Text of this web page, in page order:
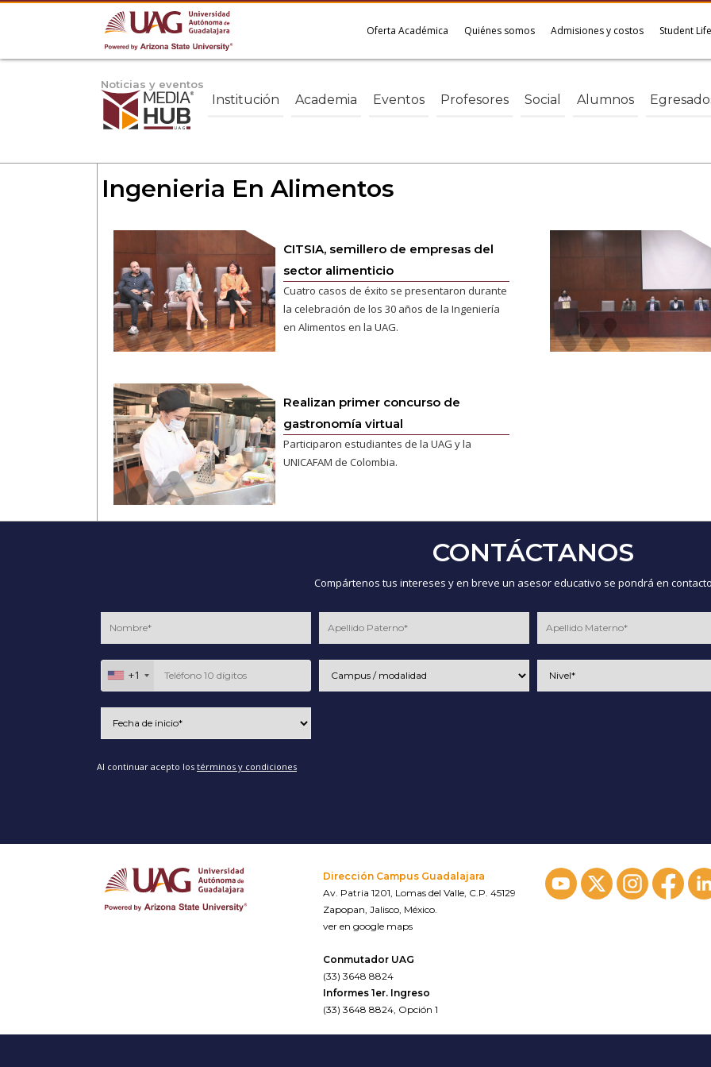
Oferta Académica Quiénes somos Admisiones y costos Student Life
Noticias y eventos
Institución Academia Eventos Profesores Social Alumnos
Ingenieria En Alimentos
CITSIA, semillero de empresas del
sector alimenticio
Cuatro casos de éxito se presentaron durante
la celebración de los 30 años de la Ingeniería
en Alimentos en la UAG.
Realizan primer concurso de
gastronomía virtual
Participaron estudiantes de la UAG y la
UNICAFAM de Colombia.
CONTÁCTANOS
Compártenos tus intereses y en breve un asesor educativo se pondrá en
+1
Al continuar acepto los términos y condiciones
Dirección Campus Guadalajara
Av. Patria 1201, Lomas del Valle, C.P. 45129
Zapopan, Jalisco, México.
ver en google maps
Conmutador UAG
(33) 3648 8824
Informes 1er. Ingreso
(33) 3648 8824, Opción 1